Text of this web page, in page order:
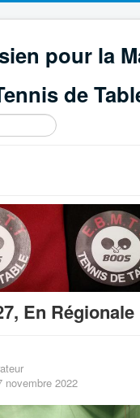
pour la
de
En Régionale
novembre 2022